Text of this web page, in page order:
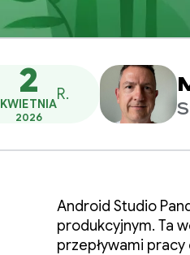
2
KWIETNIA
2026
R.
Android Studio
produkcyjnym. Ta
przepływami